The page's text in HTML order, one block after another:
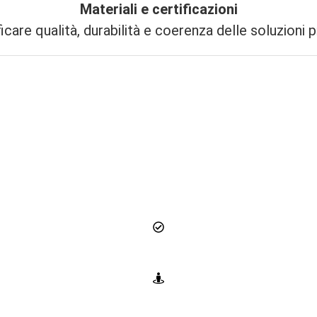
Materiali e certificazioni
qualità, durabilità e coerenza delle soluzioni